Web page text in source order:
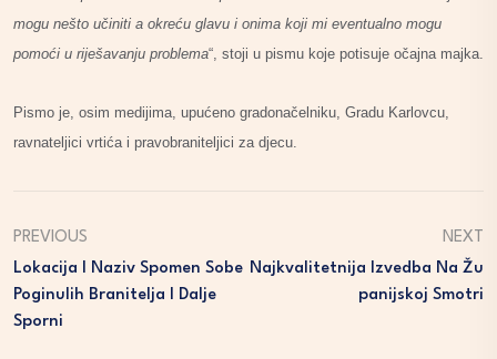
mogu nešto učiniti a okreću glavu i onima koji mi eventualno mogu
pomoći u riješavanju problema“, stoji u pismu koje potisuje očajna majka.
Pismo je, osim medijima, upućeno gradonačelniku, Gradu Karlovcu,
ravnateljici vrtića i pravobraniteljici za djecu.
PREVIOUS
Lokacija I Naziv Spomen Sobe
Poginulih Branitelja I Dalje
Sporni
NEXT
Najkvalitetnija Izvedba Na Žu
Panijskoj Smotri